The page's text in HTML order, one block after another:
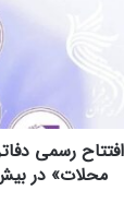
افتتاح رسمی
محلات» در بیش از ۶۰ شهر در